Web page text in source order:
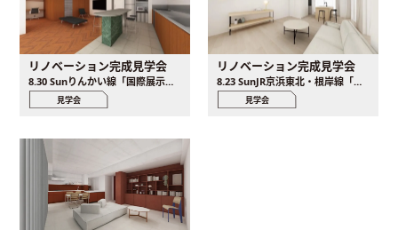
リノベーション完成見学会
8.30 Sunりんかい線「国際展示場駅」徒歩8分、新交通ゆりかもめ「有明テニスの森駅」徒歩5分
見学会
リノベーション完成見学会
8.23 SunJR京浜東北・根岸線「横浜駅」徒歩5分
見学会